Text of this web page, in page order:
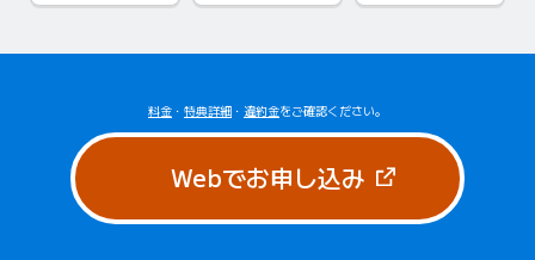
料金 ・ 特典詳細 ・ 違約金をご確認ください。
Webでお申し込み（新しいタブ